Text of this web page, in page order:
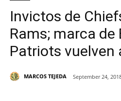
Invictos de
Rams; marca de
Patriots vuelven
MARCOS TEJEDA September 24,